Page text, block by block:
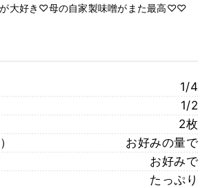
大好き♡母の自家製味噌がまた最高♡♡
1/4
1/2
2枚
お好みの量で
お好みで
たっぷり